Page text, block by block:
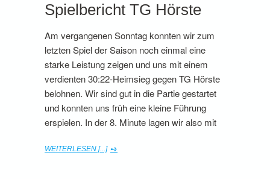
Spielbericht TG Hörste
Am vergangenen Sonntag konnten wir zum
letzten Spiel der Saison noch einmal eine
starke Leistung zeigen und uns mit einem
verdienten 30:22-Heimsieg gegen TG Hörste
belohnen. Wir sind gut in die Partie gestartet
und konnten uns früh eine kleine Führung
erspielen. In der 8. Minute lagen wir also mit
WEITERLESEN [...]